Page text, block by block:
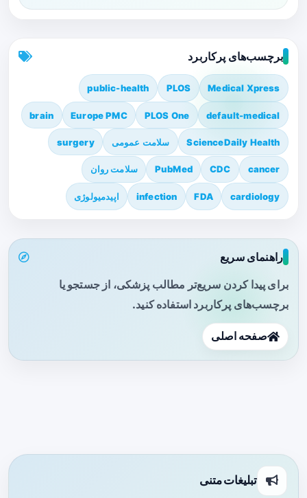
برچسب‌های پرکاربرد
Medical Xpress
PLOS
public-health
default-medical
PLOS One
Europe PMC
brain
ScienceDaily Health سلامت عمومی surgery
cancer
CDC
PubMed سلامت روان
cardiology
FDA
infection اپیدمیولوژی
راهنمای سریع
برای پیدا کردن سریع‌تر مطالب پزشکی، از جستجو یا
برچسب‌های پرکاربرد استفاده کنید.
صفحه اصلی
تبلیغات متنی